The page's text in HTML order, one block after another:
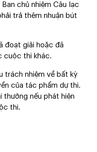
chủ nhiệm Câu lạc
trả thêm nhuận bút
đoạt giải hoặc đã
cuộc thi khác.
trách nhiệm về bất kỳ
của tác phẩm dự thi.
thưởng nếu phát hiện
thi.